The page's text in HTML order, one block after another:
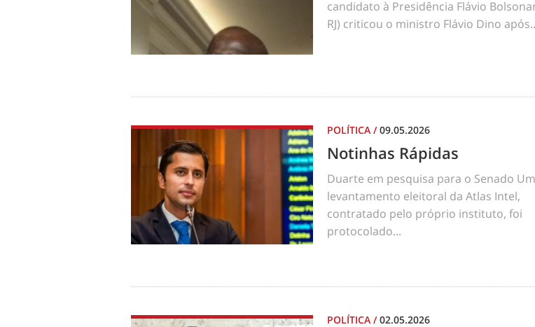
candidato à Presidência Flávio
RJ) criticou o ministro Flávio Dino
POLÍTICA /09.05.2026
Notinhas Rápidas
Duarte em pesquisa para o Senado
levantamento eleitoral da Atlas Intel,
contratado pelo próprio instituto, foi
protocolado...
POLÍTICA /02.05.2026